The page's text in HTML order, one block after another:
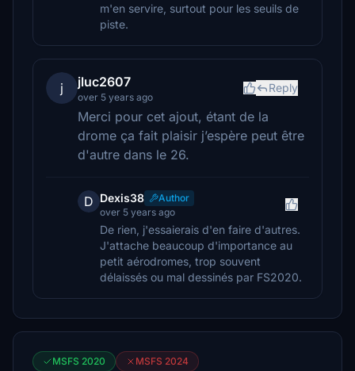
m'en servire, surtout pour les seuils de
piste.
j jluc2607
over 5 years ago
Reply
Merci pour cet ajout, étant de la
drome ça fait plaisir j’espère peut être
d'autre dans le 26.
D Dexis38
Author
over 5 years ago
De rien, j'essaierais d'en faire d'autres.
J'attache beaucoup d'importance au
petit aérodromes, trop souvent
délaissés ou mal dessinés par FS2020.
MSFS 2020 MSFS 2024